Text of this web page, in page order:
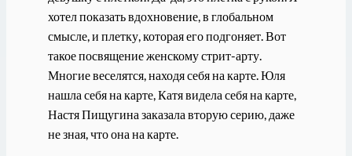
хотел показать вдохновение, в глобальном
смысле, и плетку, которая его подгоняет. Вот
такое посвящение женскому стрит-арту.
Многие веселятся, находя себя на карте. Юля
нашла себя на карте, Катя видела себя на карте,
Настя Пищугина заказала вторую серию, даже
не зная, что она на карте.